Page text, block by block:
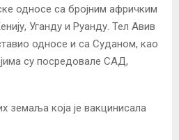
односе са бројним афричким
Уганду и Руанду. Тел Авив
односе и са Суданом, као
су посредовале САД,
земаља која је вакцинисала